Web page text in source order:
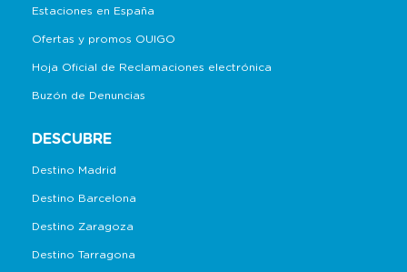
Estaciones en España
Ofertas y promos OUIGO
Hoja Oficial de Reclamaciones electrónica
Buzón de Denuncias
DESCUBRE
Destino Madrid
Destino Barcelona
Destino Zaragoza
Destino Tarragona